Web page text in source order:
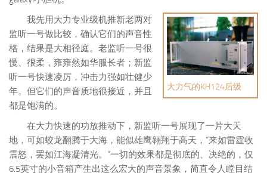
大力气的KH124后级
我先用大力专业级机推新老两对
监听一号做比较，确认它们的声音性
格，结果是大相径庭。老监听一号很
慢、很柔，雍雍然如华服长者；新监
听一号快速凌厉，冲击力强如壮健少
年。但它们的声音质地很接近，并且
都是饱满的。
在大力快速的功放推动下，新监听一号展现了一片大天
地，可如蛟龙翻腾于大海，能似雄鹰翱翔于高天，“来如雷霆收
震怒，罢如江海凝清光。”一切的效果都是彻底的、决绝的，仅
6.5英寸的小音箱产生出这么宏大的声音景象，简直令人瞠目结